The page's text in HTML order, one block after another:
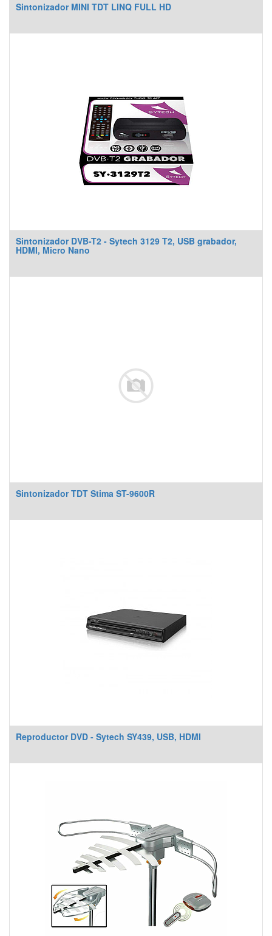
Sintonizador MINI TDT LINQ FULL HD
Sintonizador DVB-T2 - Sytech 3129 T2, USB grabador,
HDMI, Micro Nano
Sintonizador TDT Stima ST-9600R
Reproductor DVD - Sytech SY439, USB, HDMI